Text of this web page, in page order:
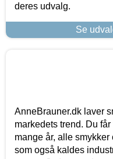
deres udvalg.
Se
AnneBrauner.dk laver
markedets trend. Du
mange år, alle
som også kaldes